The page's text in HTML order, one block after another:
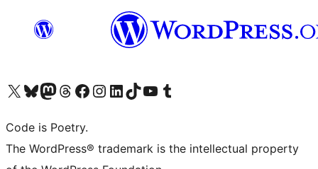
Visita il nostro account X (ex Twitter)
Visita il nostro account Bluesky
Visita il nostro account Mastodon
Visita il nostro account Threads
Visita la nostra pagina Facebook
Visita il nostro account Instagram
Visita il nostro account LinkedIn
Visita il nostro account TikTok
Visita il nostro canale YouTube
Visita il nostro account Tumblr
Code is Poetry.
The WordPress® trademark is the intellectual property